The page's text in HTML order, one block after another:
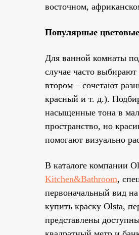
восточном,
Популярные
Для ванной комнаты
случае часто выбирают
втором – сочетают
красный и т. д.).
насыщенные тона в
пространство, но
помогают визуально
В каталоге компании
Kitchen&Bathroom,
первоначальный вид
купить краску Olsta,
представлены